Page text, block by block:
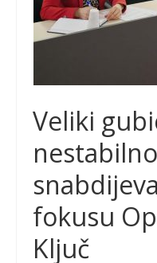
Veliki
nestabilno
fokusu
Ključ